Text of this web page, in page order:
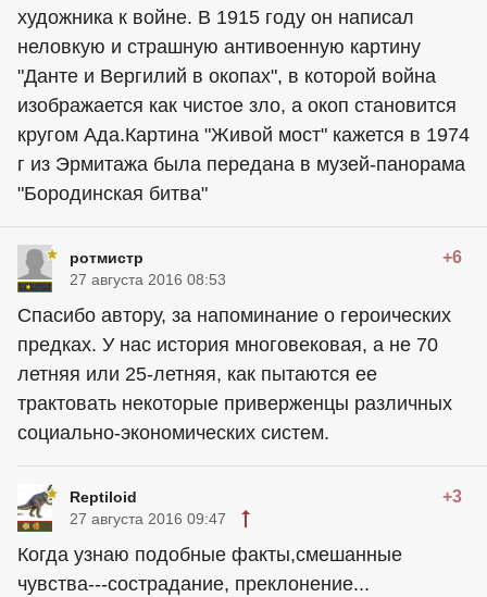
художника к войне. В 1915 году он написал
неловкую и страшную антивоенную картину
"Данте и Вергилий в окопах", в которой война
изображается как чистое зло, а окоп становится
кругом Ада.Картина "Живой мост" кажется в 1974
г из Эрмитажа была передана в музей-панорама
"Бородинская битва"
ротмистр +6
27 августа 2016 08:53
Спасибо автору, за напоминание о героических
предках. У нас история многовековая, а не 70
летняя или 25-летняя, как пытаются ее
трактовать некоторые приверженцы различных
социально-экономических систем.
Reptiloid +3
27 августа 2016 09:47
Когда узнаю подобные факты,смешанные
чувства---сострадание, преклонение...